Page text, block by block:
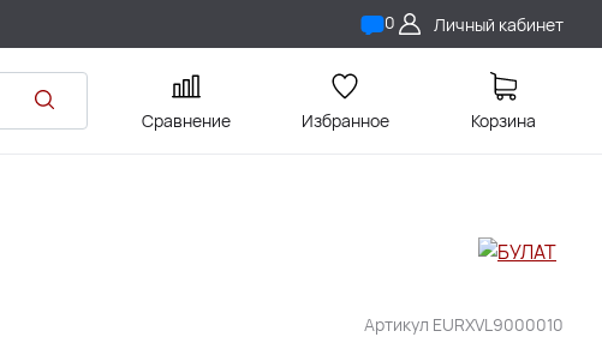
0 Личный кабинет
Сравнение Избранное Корзина
Артикул EURXVL9000010